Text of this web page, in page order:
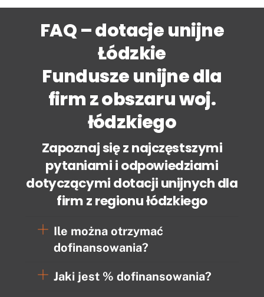
FAQ – dotacje unijne
Łódzkie
Fundusze unijne dla
firm z obszaru woj.
łódzkiego
Zapoznaj się z najczęstszymi
pytaniami i odpowiedziami
dotyczącymi dotacji unijnych dla
firm z regionu łódzkiego
Ile można otrzymać
dofinansowania?
Jaki jest % dofinansowania?